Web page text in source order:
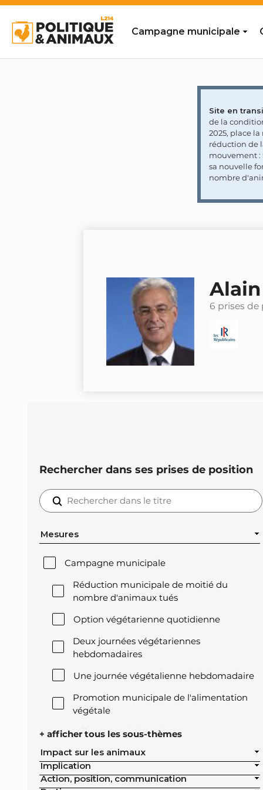
Campagne municipale
Site en
de la
2025, place
réduction de
mouvement :
sa nouvelle
nombre
6 prises de
Rechercher dans ses prises de position
Mesures
Campagne municipale
Réduction municipale de moitié du
nombre d'animaux tués
Option végétarienne quotidienne
Deux journées végétariennes
hebdomadaires
Une journée végétalienne hebdomadaire
Promotion municipale de l'alimentation
végétale
Offre végétale lors des réceptions
Exclusion de l'élevage intensif des achats
publics de la ville
+ afficher tous les sous-thèmes
Impact sur les animaux
Implication
Action, position, communication